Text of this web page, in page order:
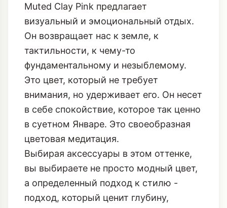
Muted Clay Pink предлагает
визуальный и эмоциональный отдых.
Он возвращает нас к земле, к
тактильности, к чему-то
фундаментальному и незыблемому.
Это цвет, который не требует
внимания, но удерживает его. Он несет
в себе спокойствие, которое так ценно
в суетном Январе. Это своеобразная
цветовая медитация.
Выбирая аксессуары в этом оттенке,
вы выбираете не просто модный цвет,
а определенный подход к стилю -
подход, который ценит глубину,